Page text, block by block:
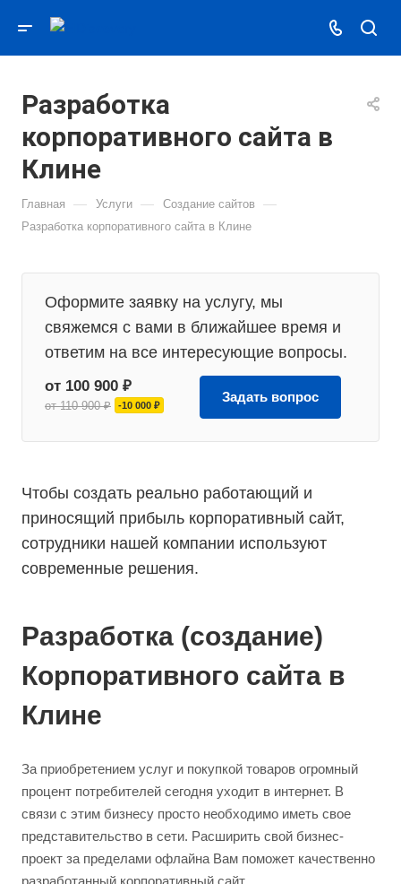
Разработка
корпоративного сайта в
Клине
Главная — Услуги — Создание сайтов —
Разработка корпоративного сайта в Клине
Оформите заявку на услугу, мы
свяжемся с вами в ближайшее время и
ответим на все интересующие вопросы.
от 100 900 ₽
от 110 900 ₽ -10 000 ₽
Задать вопрос
Чтобы создать реально работающий и
приносящий прибыль корпоративный сайт,
сотрудники нашей компании используют
современные решения.
Разработка (создание)
Корпоративного сайта в
Клине
За приобретением услуг и покупкой товаров огромный
процент потребителей сегодня уходит в интернет. В
связи с этим бизнесу просто необходимо иметь свое
представительство в сети. Расширить свой бизнес-
проект за пределами офлайна Вам поможет качественно